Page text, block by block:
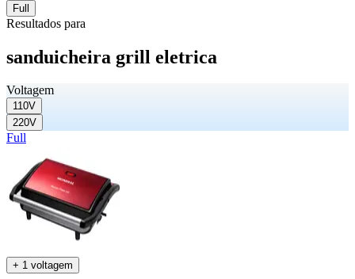
Full
Resultados para
sanduicheira grill eletrica
Voltagem
110V
220V
Full
+ 1 voltagem